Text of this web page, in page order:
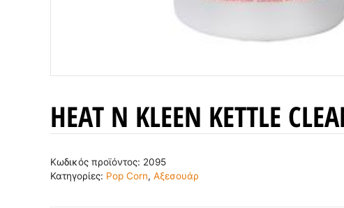
HEAT N KLEEN ΚETTLE
Κωδικός προϊόντος: 2095
Κατηγορίες: Pop Corn, Αξεσουάρ